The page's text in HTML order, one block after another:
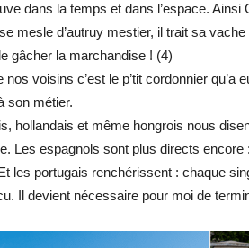
dans la temps et dans l’espace. Ainsi
mesle d’autruy mestier, il trait sa
gâcher la marchandise ! (4)
voisins c’est le p’tit cordonnier qu’a
son métier.
hollandais et même hongrois nous
Les espagnols sont plus directs encore
les portugais renchérissent : chaque
Il devient nécessaire pour moi de